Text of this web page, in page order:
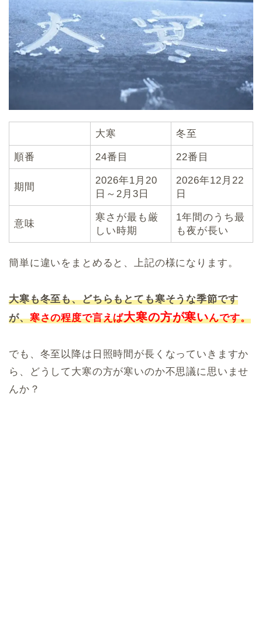
大寒 冬至
順番 24番目 22番目
期間
2026年1月20
日～2月3日
2026年12月22
日
意味
寒さが最も厳
しい時期
1年間のうち最
も夜が長い
簡単に違いをまとめると、上記の様になります。
大寒も冬至も、どちらもとても寒そうな季節です
が、寒さの程度で言えば大寒の方が寒いんです。
でも、冬至以降は日照時間が長くなっていきますか
ら、どうして大寒の方が寒いのか不思議に思いませ
んか？